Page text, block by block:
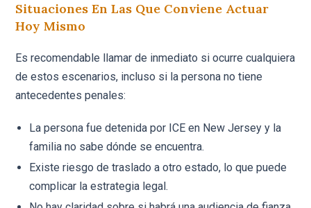
Situaciones En Las Que Conviene Actuar
Hoy Mismo
Es recomendable llamar de inmediato si ocurre cualquiera
de estos escenarios, incluso si la persona no tiene
antecedentes penales:
La persona fue detenida por ICE en New Jersey y la
familia no sabe dónde se encuentra.
Existe riesgo de traslado a otro estado, lo que puede
complicar la estrategia legal.